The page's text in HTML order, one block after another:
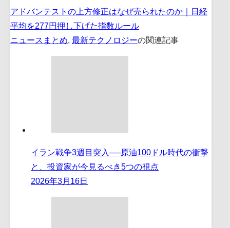
アドバンテストの上方修正はなぜ売られたのか｜日経
平均を277円押し下げた指数ルール
ニュースまとめ, 最新テクノロジーの関連記事
イラン戦争3週目突入──原油100ドル時代の衝撃
と、投資家が今見るべき5つの視点
2026年3月16日